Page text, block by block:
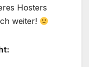
Hosters
weiter!